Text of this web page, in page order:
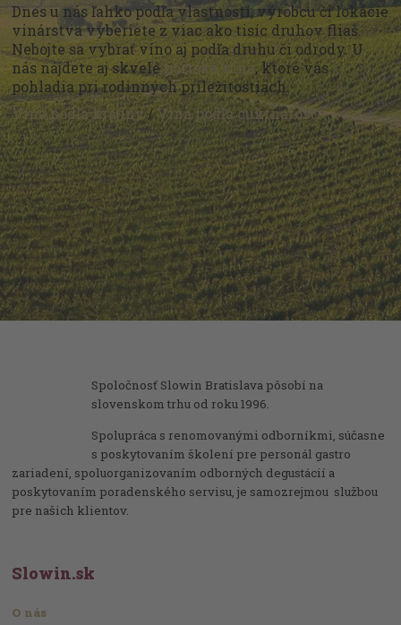
Dnes u nás ľahko podľa vlastností, výrobcu či lokácie
vinárstva vyberiete z viac ako tisíc druhov fliaš.
Nebojte sa vybrať víno aj podľa druhu či odrody. U
nás nájdete aj skveléportské vína, ktoré vás
pohladia pri rodinných príležitostiach.
Vína podľa krajiny/Vína podľa cukrnatosti
Spoločnosť Slowin Bratislava pôsobí na
slovenskom trhu od roku 1996.
Spolupráca s renomovanými odborníkmi, súčasne
s poskytovaním školení pre personál gastro
zariadení, spoluorganizovaním odborných degustácií a
poskytovaním poradenského servisu, je samozrejmou službou
pre našich klientov.
Slowin.sk
O nás